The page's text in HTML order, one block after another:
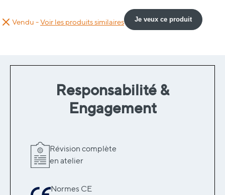
Vendu -Voir les produits similaires Je veux ce produit
Responsabilité &
Engagement
Révision complète
en atelier
Normes CE